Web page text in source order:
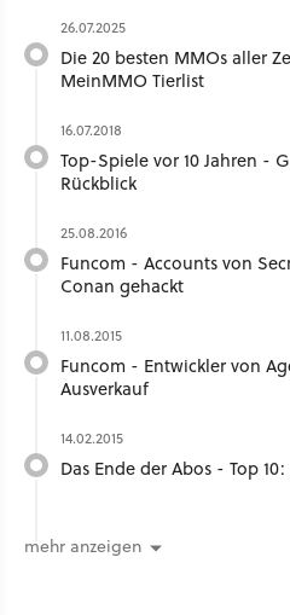
26.07.2025
Die 20 besten MMOs aller
MeinMMO Tierlist
16.07.2018
Top-Spiele vor 10 Jahren -
Rückblick
25.08.2016
Funcom - Accounts von
Conan gehackt
11.08.2015
Funcom - Entwickler von
Ausverkauf
14.02.2015
Das Ende der Abos - Top
mehr anzeigen